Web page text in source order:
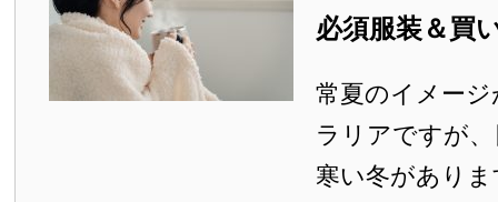
必須服装＆買
常夏のイメー
ラリアですが
寒い冬があり